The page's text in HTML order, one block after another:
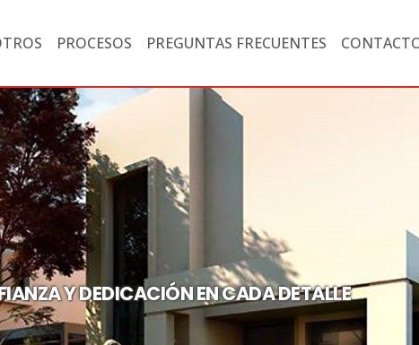
PROCESOS PREGUNTAS FRECUENTES
Y DEDICACIÓN EN CADA DETALLE